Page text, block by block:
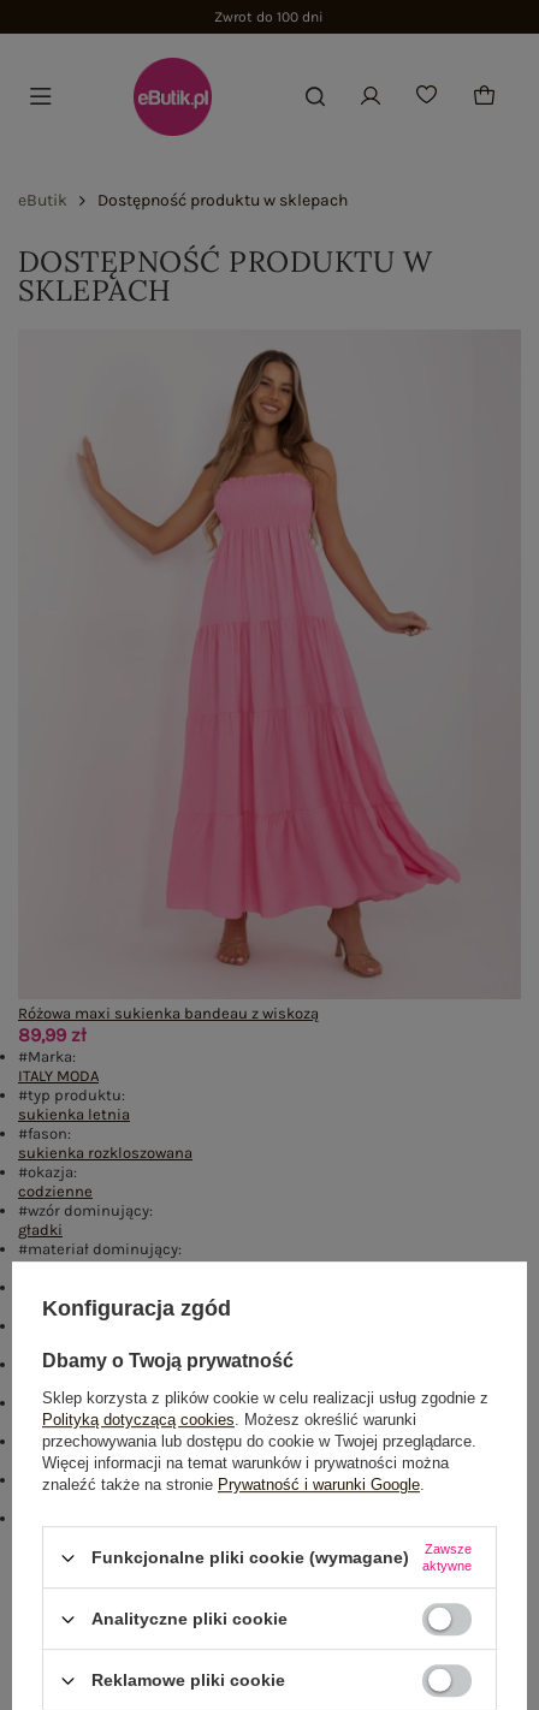
Zwrot do 100 dni
eButik Dostępność produktu w sklepach
DOSTĘPNOŚĆ PRODUKTU W
SKLEPACH
Różowa maxi sukienka bandeau z wiskozą
89,99 zł
#Marka:
ITALY MODA
#typ produktu:
sukienka letnia
#fason:
sukienka rozkloszowana
#okazja:
codzienne
#wzór dominujący:
gładki
#materiał dominujący:
maxi
#dekolt:
#zapięcie:
brak
#cechy dodatkowe:
marszczenia,falbana
#skład materiału :
Centrum Logistyczne Nadarzyn
Konfiguracja zgód
Dbamy o Twoją prywatność
Sklep korzysta z plików cookie w celu realizacji usług zgodnie z
Polityką dotyczącą cookies. Możesz określić warunki
przechowywania lub dostępu do cookie w Twojej przeglądarce.
Więcej informacji na temat warunków i prywatności można
znaleźć także na stronie Prywatność i warunki Google.
Funkcjonalne pliki cookie (wymagane)
Zawsze
aktywne
Analityczne pliki cookie
Reklamowe pliki cookie